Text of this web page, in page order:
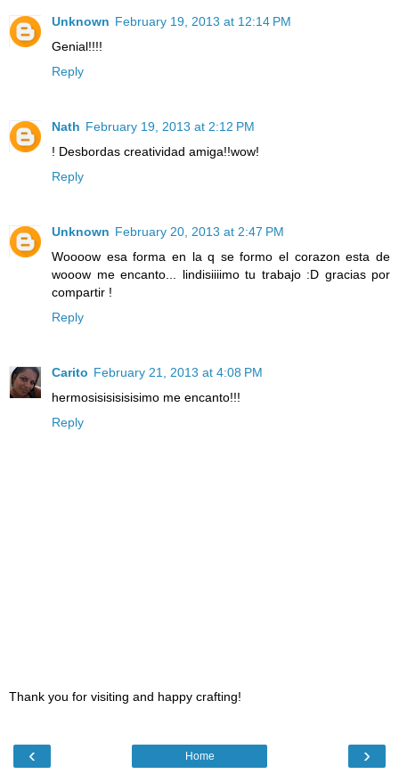
Unknown February 19, 2013 at 12:14 PM
Genial!!!!
Reply
Nath February 19, 2013 at 2:12 PM
! Desbordas creatividad amiga!!wow!
Reply
Unknown February 20, 2013 at 2:47 PM
Woooow esa forma en la q se formo el corazon esta de
wooow me encanto... lindisiiiimo tu trabajo :D gracias por
compartir !
Reply
Carito February 21, 2013 at 4:08 PM
hermosisisisisisimo me encanto!!!
Reply
Thank you for visiting and happy crafting!
‹ ›
Home